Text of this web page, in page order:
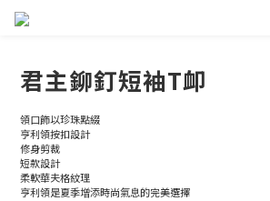
君主鉚釘短袖T卹
領口飾以珍珠點綴
亨利領按扣設計
修身剪裁
短款設計
柔軟華夫格紋理
亨利領是夏季增添時尚氣息的完美選擇